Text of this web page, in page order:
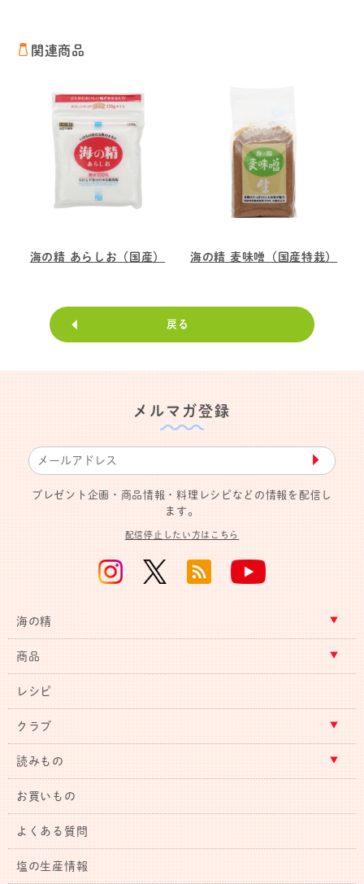
関連商品
海の精 あらしお（国産） 海の精 麦味噌（国産特栽）
戻る
メルマガ登録
▶︎
プレゼント企画・商品情報・料理レシピなどの情報を配信し
ます。
配信停止したい方はこちら
海の精
商品
レシピ
クラブ
読みもの
お買いもの
よくある質問
塩の生産情報